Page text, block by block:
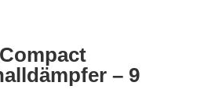
– 9